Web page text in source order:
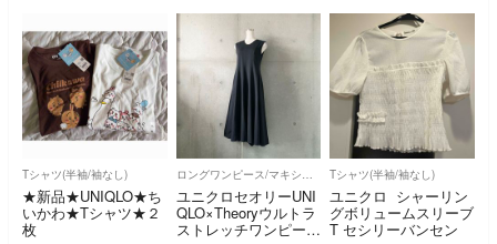
Tシャツ(半袖/袖なし)
★新品★UNIQLO★ち
いかわ★Tシャツ★２
枚
ロングワンピース/マキシワンピース
ユニクロセオリーUNI
QLO×Theoryウルトラ
ストレッチワンピース
Tシャツ(半袖/袖なし)
ユニクロ シャーリン
グボリュームスリーブ
T セシリーバンセン